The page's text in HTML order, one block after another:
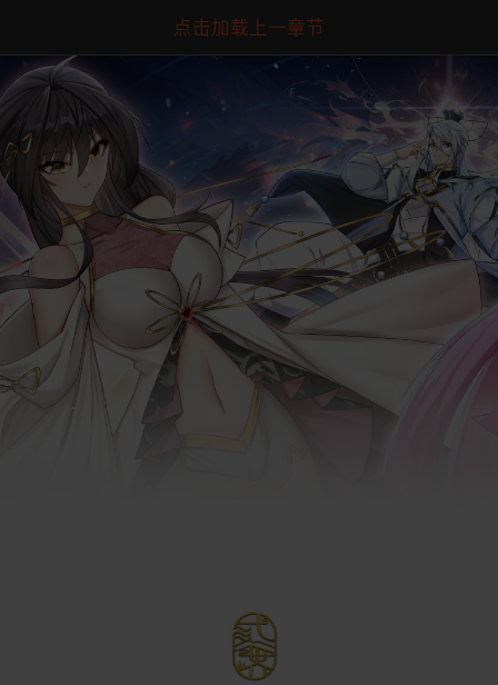
点击加载上一章节